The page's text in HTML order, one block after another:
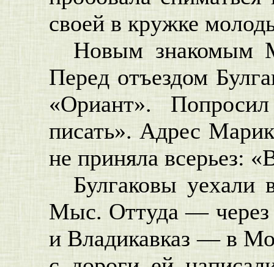
своей в кружке
Новым знакомым
Перед отъездом
«Ориант».
писать». Адрес
не приняла всерьез:
Булгаковы
Мыс. Оттуда — через
и Владикавказ — в